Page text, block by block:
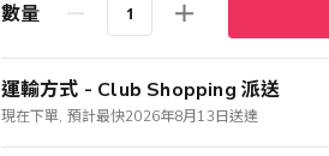
數量
運輸方式 - Club Shopping 派送
現在下單, 預計最快2026年8月13日送達